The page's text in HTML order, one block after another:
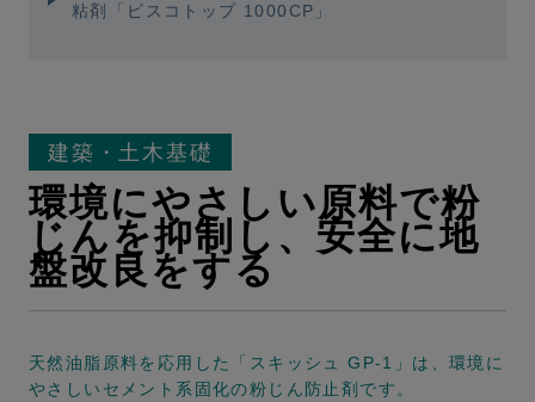
粘剤「ビスコトップ 1000CP」
建築・土木基礎
環境にやさしい原料で粉
じんを抑制し、安全に地
盤改良をする
天然油脂原料を応用した「スキッシュ GP-1」は、環境に
やさしいセメント系固化の粉じん防止剤です。